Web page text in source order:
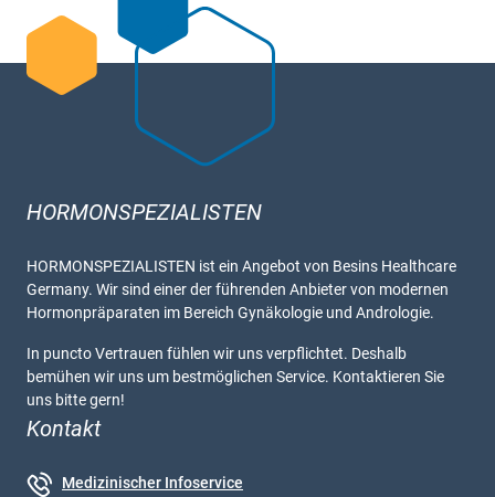
HORMONSPEZIALISTEN
HORMONSPEZIALISTEN ist ein Angebot von Besins Healthcare
Germany. Wir sind einer der führenden Anbieter von modernen
Hormonpräparaten im Bereich Gynäkologie und Andrologie.
In puncto Vertrauen fühlen wir uns verpflichtet. Deshalb
bemühen wir uns um bestmöglichen Service. Kontaktieren Sie
uns bitte gern!
Kontakt
Medizinischer Infoservice